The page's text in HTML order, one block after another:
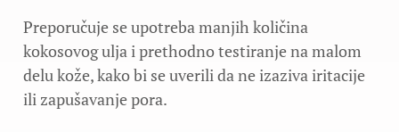
Preporučuje se upotreba manjih količina
kokosovog ulja i prethodno testiranje na malom
delu kože, kako bi se uverili da ne izaziva iritacije
ili zapušavanje pora.